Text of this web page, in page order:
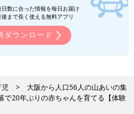
数に合った情報を毎日お届け
まで長く使える無料アプリ
ダウンロード
大阪から人口56人の山あいの集
で20年ぶりの赤ちゃんを育てる【体験